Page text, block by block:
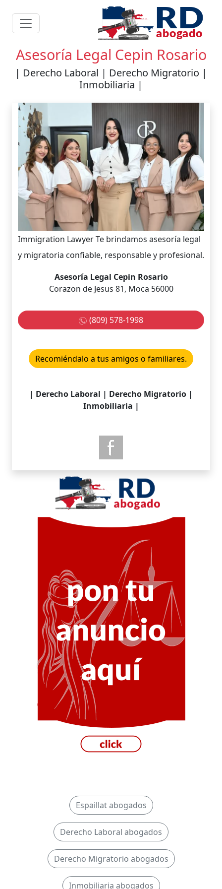
Asesoría Legal Cepin Rosario
| Derecho Laboral | Derecho Migratorio |
Inmobiliaria |
Immigration Lawyer Te brindamos asesoría legal
y migratoria confiable, responsable y profesional.
Asesoría Legal Cepin Rosario
Corazon de Jesus 81, Moca 56000
(809) 578-1998
Recomiéndalo a tus amigos o familiares.
| Derecho Laboral | Derecho Migratorio |
Inmobiliaria |
Espaillat abogados
Derecho Laboral abogados
Derecho Migratorio abogados
Inmobiliaria abogados